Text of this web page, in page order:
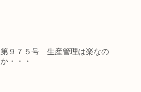
第９７５号 生産管理は楽なの
か・・・